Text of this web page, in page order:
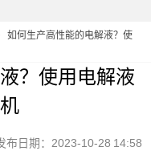
如何生产高性能的电解液？使
？使用电解液
布日期：2023-10-28 14:58